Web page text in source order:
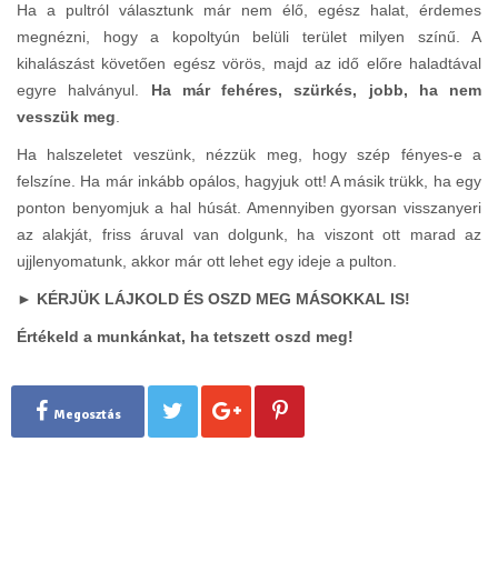
Ha a pultról választunk már nem élő, egész halat, érdemes
megnézni, hogy a kopoltyún belüli terület milyen színű. A
kihalászást követően egész vörös, majd az idő előre haladtával
egyre halványul. Ha már fehéres, szürkés, jobb, ha nem
vesszük meg
Ha halszeletet veszünk, nézzük meg, hogy szép fényes-e a
felszíne. Ha már inkább opálos, hagyjuk ott! A másik trükk, ha egy
ponton benyomjuk a hal húsát. Amennyiben gyorsan visszanyeri
az alakját, friss áruval van dolgunk, ha viszont ott marad az
ujjlenyomatunk, akkor már ott lehet egy ideje a pulton.
► KÉRJÜK LÁJKOLD ÉS OSZD MEG MÁSOKKAL IS!
Értékeld a munkánkat, ha tetszett oszd meg!
Megosztás